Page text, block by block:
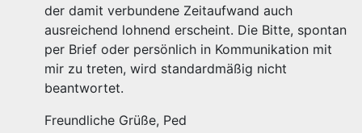
der damit verbundene Zeitaufwand auch
ausreichend lohnend erscheint. Die Bitte, spontan
per Brief oder persönlich in Kommunikation mit
mir zu treten, wird standardmäßig nicht
beantwortet.
Freundliche Grüße, Ped